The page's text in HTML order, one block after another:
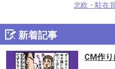
北欧・駐在
新着記事
CM作